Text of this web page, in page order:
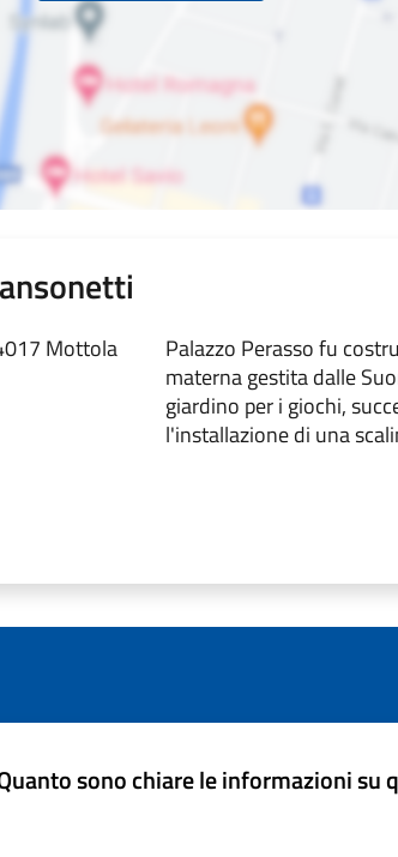
Mottola
Palazzo Perasso fu
materna gestita dalle
giardino per i giochi,
l'installazione di una
sono chiare le informazioni su